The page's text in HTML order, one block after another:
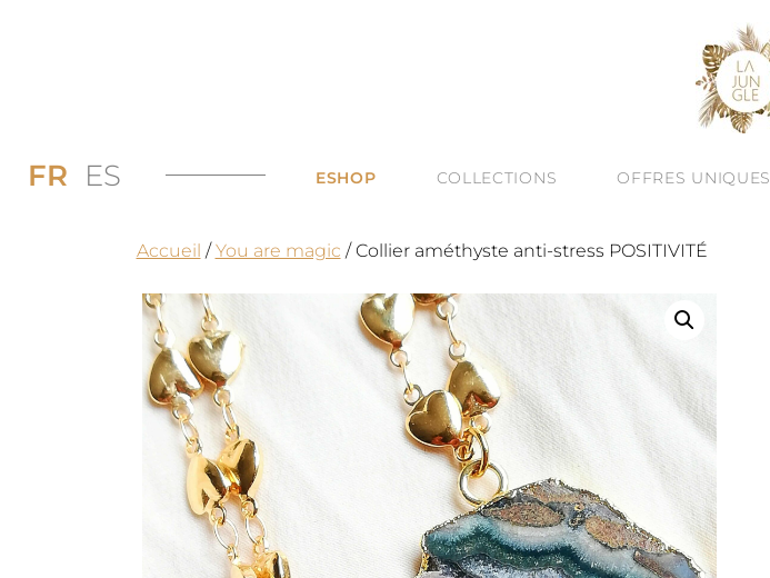
FR ES ESHOP
LES COLLIERS
LES BOUCLES D’OREILLES
LES BRACELETS & JONCS
TOUTES LES CATÉGORIES
COLLECTIONS
BIJOUX TALISMANS
TOUTES LES COLLECTIONS
OFFRES UNIQUES
Accueil /You are magic / Collier améthyste anti-stress POSITIVITÉ